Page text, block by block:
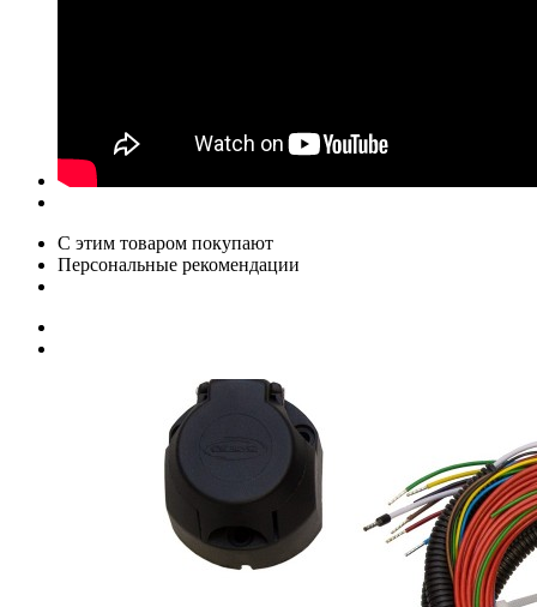
С этим товаром покупают
Персональные рекомендации